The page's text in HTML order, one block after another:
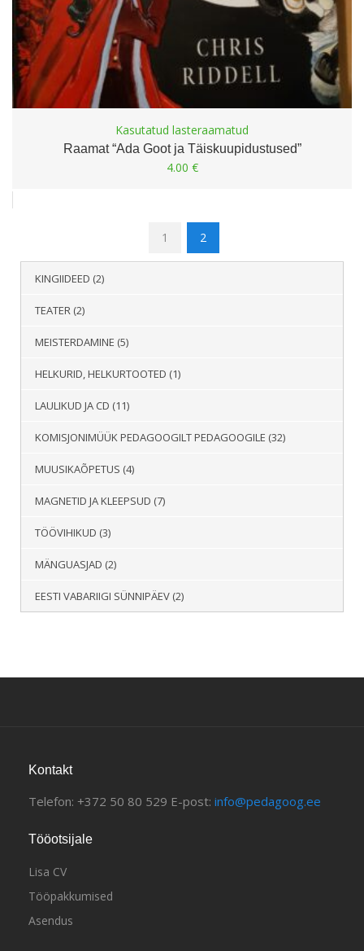
Kasutatud lasteraamatud
Raamat “Ada Goot ja Täiskuupidustused”
4.00 €
1 2
KINGIIDEED (2)
TEATER (2)
MEISTERDAMINE (5)
HELKURID, HELKURTOOTED (1)
LAULIKUD JA CD (11)
KOMISJONIMÜÜK PEDAGOOGILT PEDAGOOGILE (32)
MUUSIKAÕPETUS (4)
MAGNETID JA KLEEPSUD (7)
TÖÖVIHIKUD (3)
MÄNGUASJAD (2)
EESTI VABARIIGI SÜNNIPÄEV (2)
Kontakt
Telefon: +372 50 80 529 E-post: info@pedagoog.ee
Tööotsijale
Lisa CV
Tööpakkumised
Asendus